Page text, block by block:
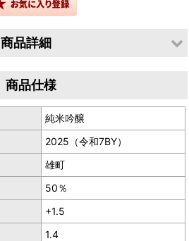
商品詳細
商品仕様
純米吟醸
2025（令和7BY）
雄町
50％
+1.5
1.4